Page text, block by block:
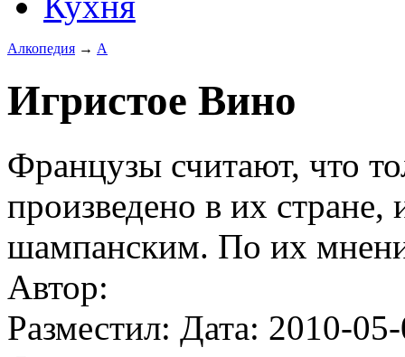
Алкопедия → А
Игристое Вино
Французы считают, что
произведено в их стране,
шампанским. По их
Автор:
Разместил: Дата: 2010-